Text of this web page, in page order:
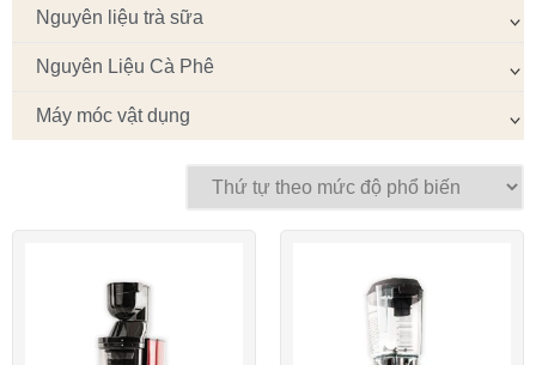
Nguyên liệu trà sữa
Nguyên Liệu Cà Phê
Máy móc vật dụng